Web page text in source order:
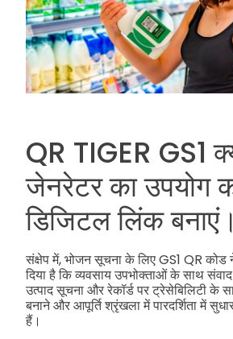
QR TIGER GS1
जेनरेटर का उपयोग
डिजिटल लिंक बनाएं।
संक्षेप में, भोजन सूचना के लिए GS1 QR कोड
दिया है कि व्यवसाय उपभोक्ताओं के साथ
उत्पाद सूचना और रेकॉर्ड पर ट्रेसेबिलिटी के
बनाने और आपूर्ति श्रृंखला में पारदर्शिता में
हैं।